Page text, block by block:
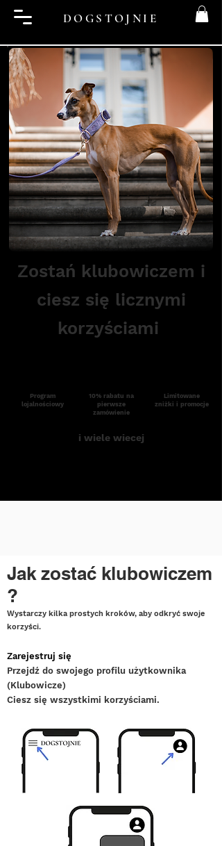
DOGSTOJNIE
Zostań klubowiczem i
ciesz się licznymi
korzyściami
Program
lojalnościowy
10% rabatu na
pierwsze
zamówienie
Limitowane
zniżki i promocje
i wiele wiecej
Jak zostać klubowiczem
?
Wystarczy kilka prostych kroków, aby odkryć swoje
korzyści.
Zarejestruj się
Przejdź do swojego profilu użytkownika
(Klubowicze)
Ciesz się wszystkimi korzyściami.